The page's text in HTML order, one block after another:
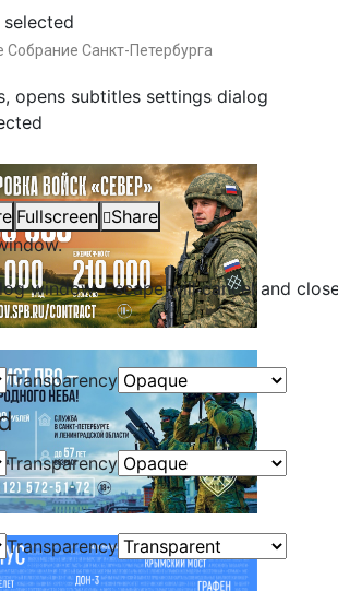
selected
, opens subtitles settings dialog
Fullscreen
Share
window. Escape will cancel and
Transparency
Transparency
Transparency
Собрание Санкт-Петербурга